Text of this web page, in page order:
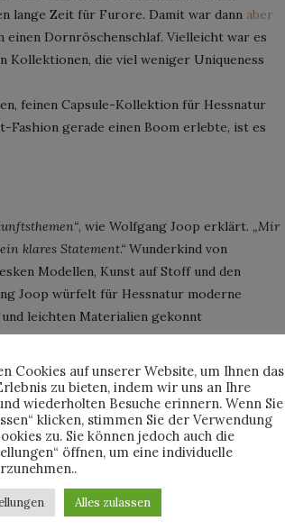
lange Zeit für Furore. Damit war dann aber
einen Dornröschenschlaf. Vielleicht war es
die viel weniger Uniqueness
feinen Capsule-Kollektion für Hessnatur
Fashion gerade einen Boom erlebte, ist es
, wie Wolfgang Joop erklärt. „Mir
klares Statement.“ Wunderkind von
Modellen, Kunst auf Stoff und den
Joop würfelt für Hessnatur moderne
leichten Materialien gekonnt
kompromissloses Design auf
habe ich auch mit Wunderkind stets
programmiert: Ein zweiter Drop ist
Cookies auf unserer Website, um Ihnen das
zu bieten, indem wir uns an Ihre
wiederholten Besuche erinnern. Wenn Sie
klicken, stimmen Sie der Verwendung
zu. Sie können jedoch auch die
öffnen, um eine individuelle
Alles zulassen